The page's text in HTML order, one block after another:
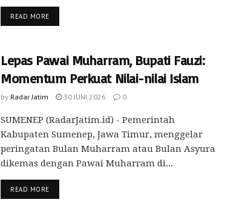
READ MORE
Lepas Pawai Muharram, Bupati Fauzi:
Momentum Perkuat Nilai-nilai Islam
by Radar Jatim 30 JUNI 2026 0
SUMENEP (RadarJatim.id) - Pemerintah
Kabupaten Sumenep, Jawa Timur, menggelar
peringatan Bulan Muharram atau Bulan Asyura
dikemas dengan Pawai Muharram di...
READ MORE